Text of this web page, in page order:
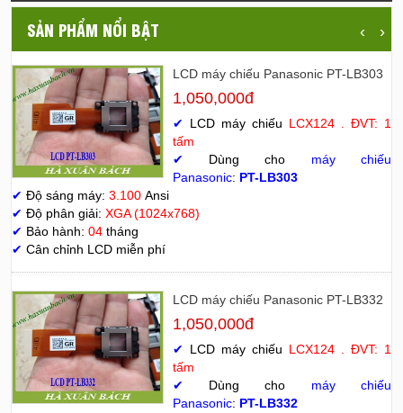
SẢN PHẨM NỔI BẬT ‹ ›
LCD máy chiếu Panasonic PT-LB303
1,050,000đ
✔ LCD máy chiếu LCX124 . ĐVT: 1
tấm
✔
Dùng cho máy chiếu
Panasonic: PT-LB303
✔ Độ sáng máy: 3.100 Ansi
✔ Độ phân giải: XGA (1024x768)
✔ Bảo hành: 04 tháng
✔ Cân chỉnh LCD miễn phí
LCD máy chiếu Panasonic PT-LB332
1,050,000đ
✔ LCD máy chiếu LCX124 . ĐVT: 1
tấm
✔
Dùng cho máy chiếu
Panasonic: PT-LB332